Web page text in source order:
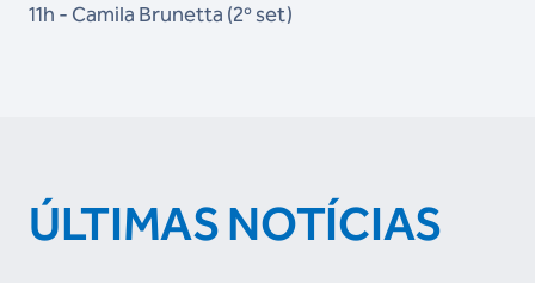
11h - Camila Brunetta (2º set)
ÚLTIMAS NOTÍCIAS